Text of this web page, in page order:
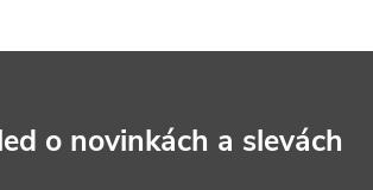
o novinkách a slevách